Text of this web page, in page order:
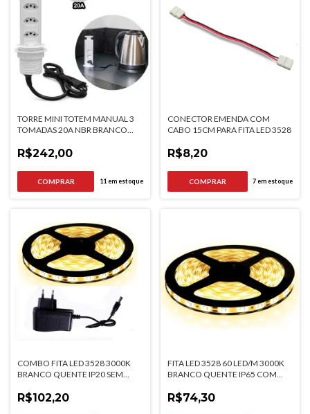
TORRE MINI TOTEM MANUAL 3
TOMADAS 20A NBR BRANCO
R$242,00
11 em estoque
CONECTOR EMENDA COM
CABO 15CM PARA FITA LED 3528
R$8,20
7em estoque
COMBO FITA LED 3528 3000K
BRANCO QUENTE IP20 SEM
12V
R$102,20
FITA LED 3528 60 LED/M 3000K
BRANCO QUENTE IP65 COM
R$74,30